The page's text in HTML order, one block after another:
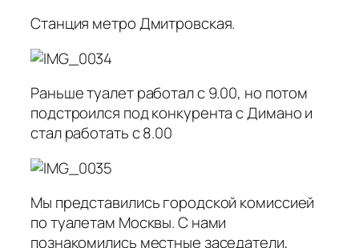
Станция метро Дмитровская.
Раньше туалет работал с 9.00, но потом
подстроился под конкурента с Димано и
стал работать с 8.00
Мы представились городской комиссией
по туалетам Москвы. С нами
познакомились местные заседатели,